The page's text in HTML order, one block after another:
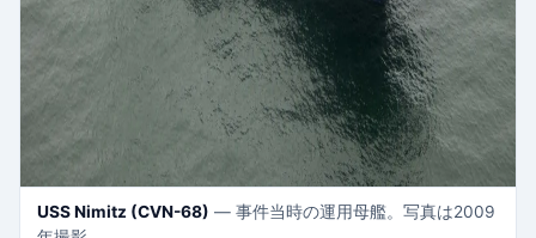
USS Nimitz (CVN-68) — 事件当時の運用母艦。写真は2009